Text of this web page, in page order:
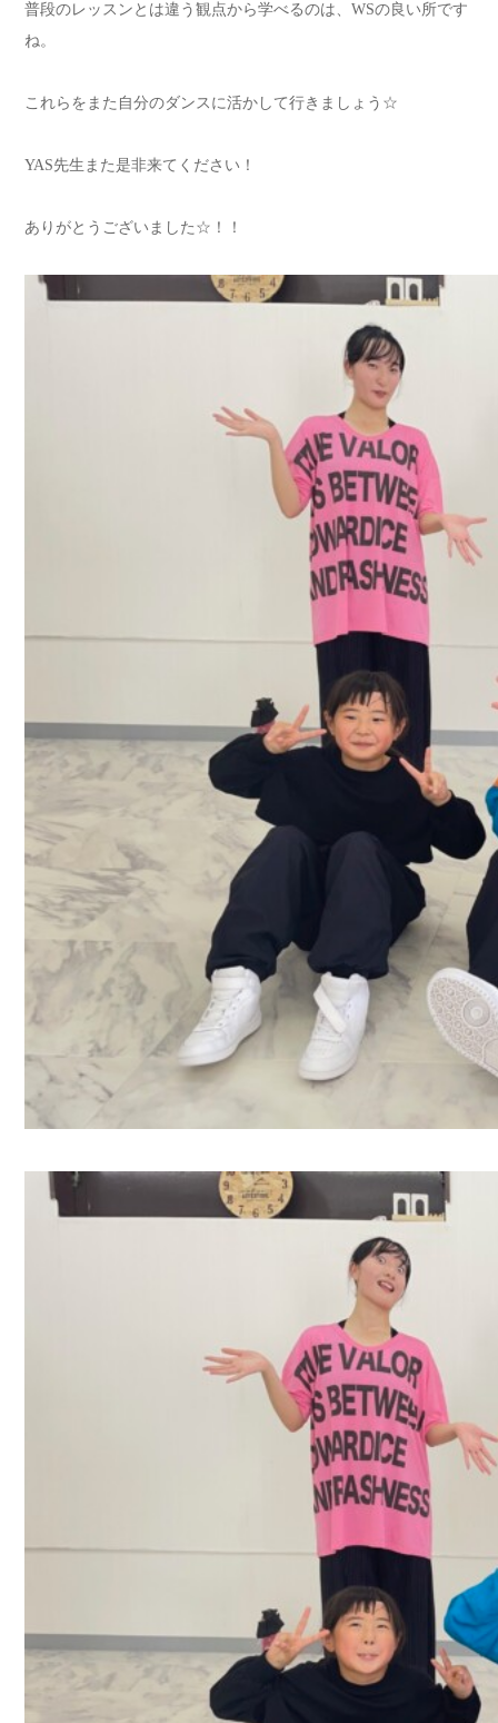
普段のレッスンとは違う観点から学べるのは、WSの良い所です
ね。
これらをまた自分のダンスに活かして行きましょう☆
YAS先生また是非来てください！
ありがとうございました☆！！